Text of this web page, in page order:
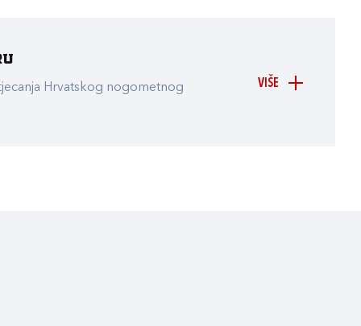
VIŠE
Hrvatskog nogometnog